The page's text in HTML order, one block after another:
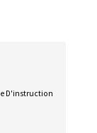
D'instruction